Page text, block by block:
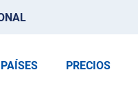
PAÍSES PRECIOS